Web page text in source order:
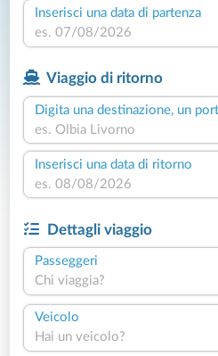
Inserisci una data di partenza
Viaggio di ritorno
Digita una destinazione, un
Inserisci una data di ritorno
Dettagli viaggio
Passeggeri
Chi viaggia?
Veicolo
Hai un veicolo?